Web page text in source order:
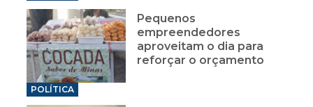
Pequenos
empreendedores
aproveitam o dia para
reforçar o orçamento
POLÍTICA